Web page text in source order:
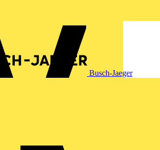
Busch-Jaeger